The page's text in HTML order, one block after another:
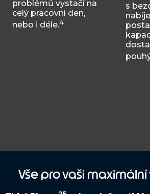
problémů vystačí na
celý pracovní den,
nebo i déle.4
s
Vše pro vaši